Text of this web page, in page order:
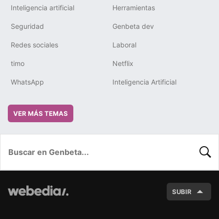
Inteligencia artificial Herramientas
Seguridad Genbeta dev
Redes sociales Laboral
timo Netflix
WhatsApp Inteligencia Artificial
VER MÁS TEMAS
SUBIR